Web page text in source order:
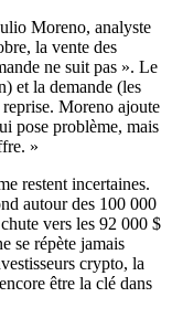
Moreno, analyste
la vente des
ne suit pas ». Le
et la demande (les
Moreno ajoute
pose problème, mais
»
restent incertaines.
autour des 100 000
vers les 92 000 $
se répète jamais
crypto, la
être la clé dans